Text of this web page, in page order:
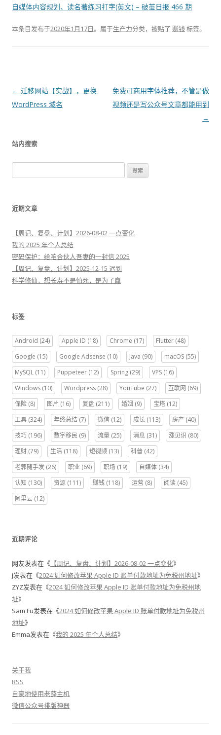
自媒体内容规划、读名著练习打字(英文) – 破茧日报 466 期
本条目发布于2020年1月17日。属于生产力分类，被贴了 赚钱标签。
文
章
← 迁移网站【实战】，更换
WordPress 域名
免费可商用字体推荐，不管是做
视频还是写公众号文章都能用到
→
站内搜索
索
近期文章
【周记、复盘、计划】2026-08-02 一点变化
我的 2025 年个人总结
密码保护：给咱合伙人吾妻的一封信 2025
【周记、复盘、计划】2025-12-15 迟到
科学修仙，想长寿不是怕死，是为了赢
标签
Android (24) Apple ID (18) Chrome (17) Flutter (48)
Google (15) Google Adsense (10) Java (90) macOS (55)
MySQL (11) Puppeteer (12) Spring (29) VPS (16)
Windows (10) Wordpress (28) YouTube (27) 互联网 (69)
保险 (8) 图片 (16) 复盘 (211) 婚姻 (9) 宝塔 (12)
工具 (324) 年终总结 (7) 微信 (12) 成长 (113) 房产 (40)
技巧 (196) 数字移民 (9) 流量 (25) 消息 (31) 涨见识 (80)
理财 (79) 生活 (118) 短视频 (13) 科普 (42)
老郭随手发 (26) 职业 (69) 职场 (19) 自媒体 (34)
认知 (130) 资源 (111) 赚钱 (118) 运营 (8) 阅读 (45)
阿里云 (12)
近期评论
网友发表在《 【周记、复盘、计划】2026-08-02 一点变化》
j发表在《2024 如何修改苹果 Apple ID 账单付款地址为免税州地址》
ZYZ发表在《2024 如何修改苹果 Apple ID 账单付款地址为免税州地
址》
Sam Fu发表在《2024 如何修改苹果 Apple ID 账单付款地址为免税州
地址》
Emma发表在《我的 2025 年个人总结》
关于我
RSS
自豪地使用老薛主机
微信公众号排版神器